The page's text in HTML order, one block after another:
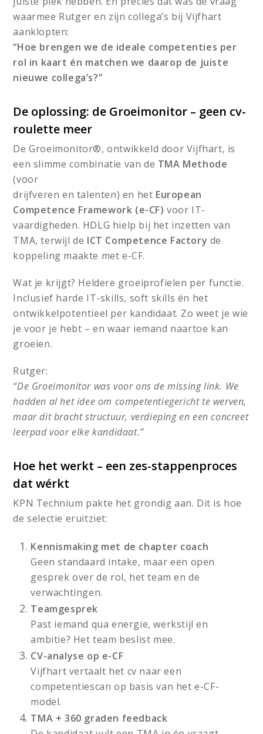
waarmee Rutger en zijn collega’s bij Vijfhart
aanklopten:
“Hoe brengen we de ideale competenties per
rol in kaart én matchen we daarop de juiste
nieuwe collega’s?”
De oplossing: de Groeimonitor – geen cv-
roulette meer
De Groeimonitor®, ontwikkeld door Vijfhart, is
een slimme combinatie van de TMA Methode
(voor
drijfveren en talenten) en het European
Competence Framework (e-CF) voor IT-
vaardigheden. HDLG hielp bij het inzetten van
TMA, terwijl de ICT Competence Factory de
koppeling maakte met e-CF.
Wat je krijgt? Heldere groeiprofielen per functie.
Inclusief harde IT-skills, soft skills én het
ontwikkelpotentieel per kandidaat. Zo weet je wie
je voor je hebt – en waar iemand naartoe kan
groeien.
Rutger:
“De Groeimonitor was voor ons de missing link. We
hadden al het idee om competentiegericht te werven,
maar dit bracht structuur, verdieping en een concreet
leerpad voor elke kandidaat.”
Hoe het werkt – een zes-stappenproces
dat wérkt
KPN Technium pakte het grondig aan. Dit is hoe
de selectie eruitziet:
Kennismaking met de chapter coach
Geen standaard intake, maar een open
gesprek over de rol, het team en de
verwachtingen.
Teamgesprek
Past iemand qua energie, werkstijl en
ambitie? Het team beslist mee.
CV-analyse op e-CF
Vijfhart vertaalt het cv naar een
competentiescan op basis van het e-CF-
model.
TMA + 360 graden feedback